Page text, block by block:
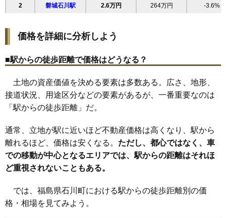
2 磐城石川駅 2.6万円 264万円 -3.6%
価格を詳細に分析しよう
■駅からの徒歩距離で価格はどうなる？
土地の資産価値を決める要素は多数ある。広さ、地形、
接道状況、用途区分などの要素があるが、一番重要なのは
「駅からの徒歩距離」だ。
通常、立地が駅に近いほど不動産価格は高くなり、駅から
離れるほど、価格は安くなる。 ただし、都心ではなく、車
での移動が中心となるエリアでは、駅からの距離はそれほ
ど重視されないこともある。
では、福島県石川町における駅からの徒歩距離別の価
格・相場を見てみよう。